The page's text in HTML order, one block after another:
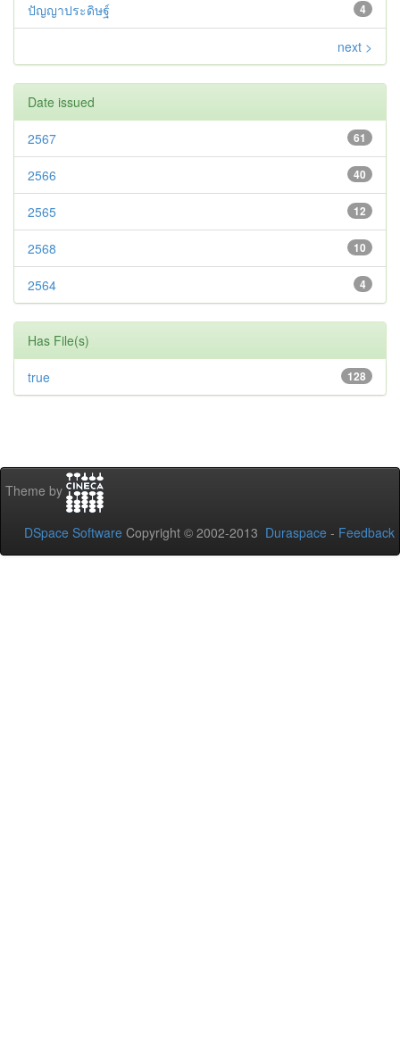
4
ปัญญาประดิษฐ์
next >
Date issued
61
2567
40
2566
12
2565
10
2568
4
2564
Has File(s)
128
true
Theme by
DSpace Software Copyright © 2002-2013 Duraspace - Feedback